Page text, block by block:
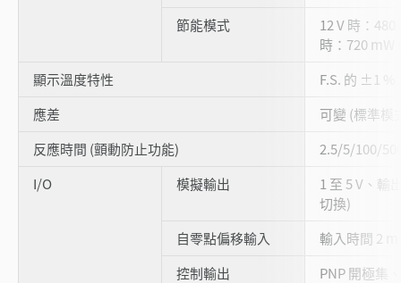
節能模式
12 V 時：
時：720 mW
顯示溫度特性
F.S. 的 ±1 %
應差
可變 (標準模
反應時間 (顫動防止功能)
2.5/5/100/
I/O
模擬輸出
1 至 5 V、輸
切換)
自零點偏移輸入
輸入時間 2
控制輸出
PNP 開極集